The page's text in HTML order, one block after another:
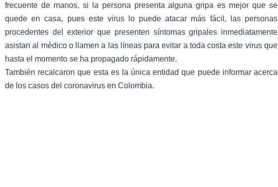
frecuente de manos, si la persona presenta alguna gripa es mejor que se
quede en casa, pues este virus lo puede atacar más fácil, las personas
procedentes del exterior que presenten síntomas gripales inmediatamente
asistan al médico o llamen a las líneas para evitar a toda costa este virus que
hasta el momento se ha propagado rápidamente.
También recalcaron que esta es la única entidad que puede informar acerca
de los casos del coronavirus en Colombia.